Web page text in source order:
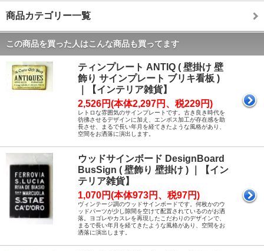
商品カテゴリー一覧
この商品を買った人はこんな商品も買ってます
ティンプレート ANTIQ ( 壁掛け 壁
飾り サインプレート ブリキ看板 )
｜【インテリア雑貨】
2,526円(本体2,297円、税229円)
レトロな雰囲気のサインプレートです。古き良き時代を
彷彿させるデザインに加え、エンボス加工が存在感を助
長させ、まるで長い年月を経てきたような風格があり、
空間をお洒落に演出します。
ウッドサインボード DesignBoard
BusSign ( 壁飾り 壁掛け ) ｜【イン
テリア雑貨】
1,070円(本体973円、税97円)
ヴィンテージ調のウッドサインボードです。何枚かのウ
ッドパーツが少し隙間を空けて配置されているのがお洒
落。ヨゴレやカスレを再現したこだわりのデザインで、
まるで長い年月を経てきたような風格があり、空間をお
洒落に演出します。